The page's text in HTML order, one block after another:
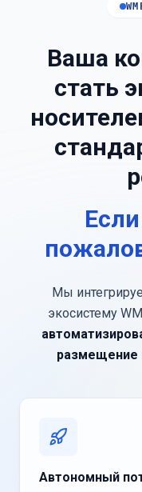
Ваша
стать
Мы
экосистему
размещение
Автономный